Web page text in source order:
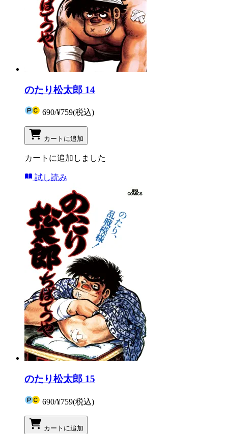
のたり松太郎 14
690/¥759(税込)
カートに追加
カートに追加しました
試し読み
のたり松太郎 15
690/¥759(税込)
カートに追加